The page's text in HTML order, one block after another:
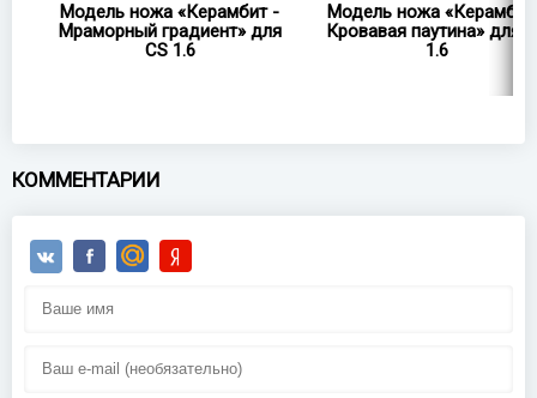
Модель ножа «Керамбит -
Мраморный градиент» для
CS 1.6
Модель ножа
Кровавая паутина» для
1.6
КОММЕНТАРИИ